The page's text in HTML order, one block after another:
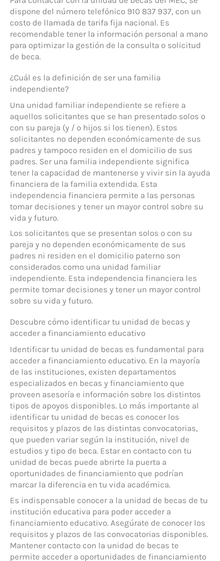
dispone del número telefónico 910 837 937, con un
costo de llamada de tarifa fija nacional. Es
recomendable tener la información personal a mano
para optimizar la gestión de la consulta o solicitud
de beca.
¿Cuál es la definición de ser una familia
independiente?
Una unidad familiar independiente se refiere a
aquellos solicitantes que se han presentado solos o
con su pareja (y / o hijos si los tienen). Estos
solicitantes no dependen económicamente de sus
padres y tampoco residen en el domicilio de sus
padres. Ser una familia independiente significa
tener la capacidad de mantenerse y vivir sin la ayuda
financiera de la familia extendida. Esta
independencia financiera permite a las personas
tomar decisiones y tener un mayor control sobre su
vida y futuro.
Los solicitantes que se presentan solos o con su
pareja y no dependen económicamente de sus
padres ni residen en el domicilio paterno son
considerados como una unidad familiar
independiente. Esta independencia financiera les
permite tomar decisiones y tener un mayor control
sobre su vida y futuro.
Descubre cómo identificar tu unidad de becas y
acceder a financiamiento educativo
Identificar tu unidad de becas es fundamental para
acceder a financiamiento educativo. En la mayoría
de las instituciones, existen departamentos
especializados en becas y financiamiento que
proveen asesoría e información sobre los distintos
tipos de apoyos disponibles. Lo más importante al
identificar tu unidad de becas es conocer los
requisitos y plazos de las distintas convocatorias,
que pueden variar según la institución, nivel de
estudios y tipo de beca. Estar en contacto con tu
unidad de becas puede abrirte la puerta a
oportunidades de financiamiento que podrían
marcar la diferencia en tu vida académica.
Es indispensable conocer a la unidad de becas de tu
institución educativa para poder acceder a
financiamiento educativo. Asegúrate de conocer los
requisitos y plazos de las convocatorias disponibles.
Mantener contacto con la unidad de becas te
permite acceder a oportunidades de financiamiento